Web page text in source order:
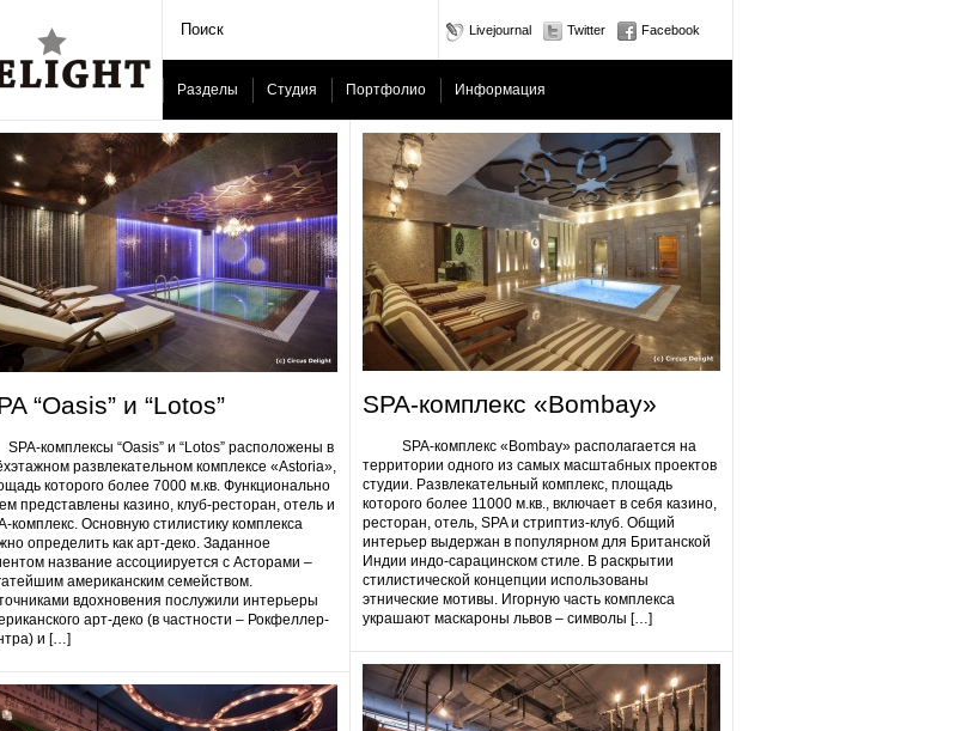
Livejournal Twitter Facebook
Разделы Студия Портфолио Информация
“Oasis” и “Lotos”
комплексы “Oasis” и “Lotos” расположены в
развлекательном комплексе «Astoria»,
которого более 7000 м.кв. Функционально
представлены казино, клуб-ресторан, отель и
комплекс. Основную стилистику комплекса
определить как арт-деко. Заданное
название ассоциируется с Асторами –
американским семейством.
вдохновения послужили интерьеры
арт-деко (в частности – Рокфеллер-
и […]
SPA-комплекс «Bombay»
SPA-комплекс «Bombay» располагается на
территории одного из самых масштабных проектов
студии. Развлекательный комплекс, площадь
которого более 11000 м.кв., включает в себя казино,
ресторан, отель, SPA и стриптиз-клуб. Общий
интерьер выдержан в популярном для Британской
Индии индо-сарацинском стиле. В раскрытии
стилистической концепции использованы
этнические мотивы. Игорную часть комплекса
украшают маскароны львов – символы […]